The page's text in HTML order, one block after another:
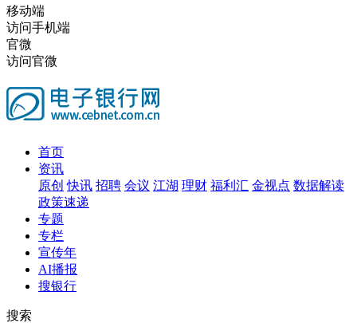
移动端
访问手机端
官微
访问官微
首页
资讯
原创 快讯 招聘 会议 江湖 理财 福利汇 金视点 数据解读
政策速递
专题
专栏
宣传年
AI播报
搜银行
搜索